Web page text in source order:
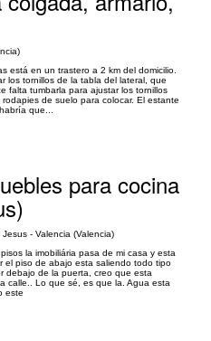
está en un trastero a 2 km del domicilio.
los tornillos de la tabla del lateral, que
falta tumbarla para ajustar los tornillos
de suelo para colocar. El estante
que...
para cocina
- Valencia (Valencia)
la imobiliária pasa de mi casa y esta
el piso de abajo esta saliendo todo tipo
debajo de la puerta, creo que esta
calle.. Lo que sé, es que la. Agua esta
este